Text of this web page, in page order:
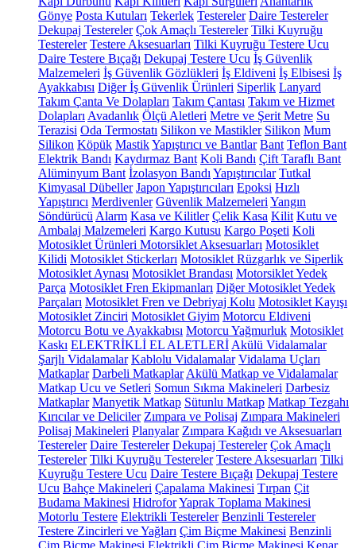
Gönye Posta Kutuları Tekerlek Testereler Daire Testereler
Dekupaj Testereler Çok Amaçlı Testereler Tilki Kuyruğu
Testereler Testere Aksesuarları Tilki Kuyruğu Testere Ucu
Daire Testere Bıçağı Dekupaj Testere Ucu İş Güvenlik
Malzemeleri İş Güvenlik Gözlükleri İş Eldiveni İş Elbisesi İş
Ayakkabısı Diğer İş Güvenlik Ürünleri Siperlik Lanyard
Takım Çanta Ve Dolapları Takım Çantası Takım ve Hizmet
Dolapları Avadanlık Ölçü Aletleri Metre ve Şerit Metre Su
Terazisi Oda Termostatı Silikon ve Mastikler Silikon Mum
Silikon Köpük MastikYapıştırıcı ve Bantlar Bant Teflon Bant
Elektrik Bandı Kaydırmaz Bant Koli Bandı Çift Taraflı Bant
Alüminyum Bant İzolasyon Bandı Yapıştırıcılar Tutkal
Kimyasal Dübeller Japon Yapıştırıcıları Epoksi Hızlı
Yapıştırıcı Merdivenler Güvenlik Malzemeleri Yangın
Söndürücü Alarm Kasa ve Kilitler Çelik Kasa Kilit Kutu ve
Ambalaj Malzemeleri Kargo Kutusu Kargo Poşeti Koli
Motosiklet Ürünleri Motorsiklet Aksesuarları Motosiklet
Kilidi Motosiklet Stickerları Motosiklet Rüzgarlık ve Siperlik
Motosiklet Aynası Motosiklet Brandası Motorsiklet Yedek
Parça Motosiklet Fren Ekipmanları Diğer Motosiklet Yedek
Parçaları Motosiklet Fren ve Debriyaj Kolu Motosiklet Kayışı
Motosiklet Zinciri Motosiklet Giyim Motorcu Eldiveni
Motorcu Botu ve Ayakkabısı Motorcu Yağmurluk Motosiklet
Kaskı ELEKTRİKLİ EL ALETLERİ Akülü Vidalamalar
Şarjlı Vidalamalar Kablolu Vidalamalar Vidalama Uçları
Matkaplar Darbeli Matkaplar Akülü Matkap ve Vidalamalar
Matkap Ucu ve Setleri Somun Sıkma Makineleri Darbesiz
Matkaplar Manyetik Matkap Sütunlu Matkap Matkap Tezgahı
Kırıcılar ve Deliciler Zımpara ve Polisaj Zımpara Makineleri
Polisaj Makineleri Planyalar Zımpara Kağıdı ve Aksesuarları
Testereler Daire Testereler Dekupaj Testereler Çok Amaçlı
Testereler Tilki Kuyruğu Testereler Testere Aksesuarları Tilki
Kuyruğu Testere Ucu Daire Testere Bıçağı Dekupaj Testere
Ucu Bahçe Makineleri Çapalama Makinesi Tırpan Çit
Budama Makinesi HidroforYaprak Toplama Makinesi
Motorlu Testere Elektrikli Testereler Benzinli Testereler
Testere Zincirleri ve Yağları Çim Biçme Makinesi Benzinli
Çim Biçme Makinesi Elektrikli Çim Biçme Makinesi Kenar